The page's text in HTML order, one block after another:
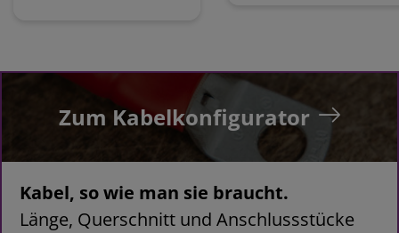
Zum Kabelkonfigurator
Kabel, so wie man sie braucht.
Länge, Querschnitt und Anschlussstücke